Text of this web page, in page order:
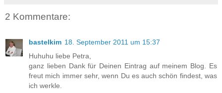
2 Kommentare:
bastelkim 18. September 2011 um 15:37
Huhuhu liebe Petra,
ganz lieben Dank für Deinen Eintrag auf meinem Blog. Es
freut mich immer sehr, wenn Du es auch schön findest, was
ich werkle.